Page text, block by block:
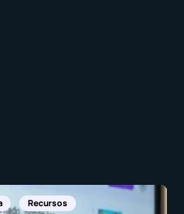
Noticias Internacionales